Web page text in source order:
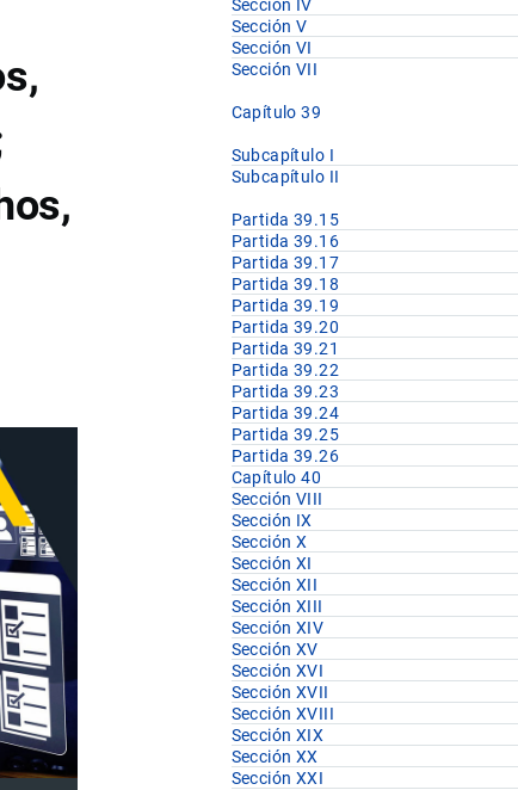
Sección IV
Sección V
Sección VI
Sección VII
Capítulo 39
Subcapítulo I
Subcapítulo II
Partida 39.15
Partida 39.16
Partida 39.17
Partida 39.18
Partida 39.19
Partida 39.20
Partida 39.21
Partida 39.22
Partida 39.23
Partida 39.24
Partida 39.25
Partida 39.26
Capítulo 40
Sección VIII
Sección IX
Sección X
Sección XI
Sección XII
Sección XIII
Sección XIV
Sección XV
Sección XVI
Sección XVII
Sección XVIII
Sección XIX
Sección XX
Sección XXI